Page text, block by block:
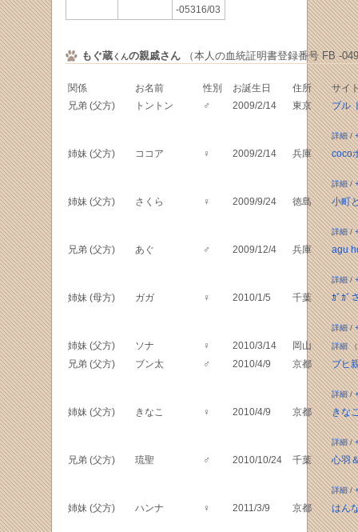
-05316/03
もぐ蔵くんの親戚さん（本人の血統証明書登録番号 FB -
関係 お名前 性別 お誕生日 住所
サイ
兄弟 (父方)
トントン ♂ 2009/2/14 東京 ブル
詳細/
姉妹 (父方) ココア ♀ 2009/2/14 兵庫 coco
詳細/
姉妹 (父方) さくら ♀ 2009/9/24 徳島 小町
詳細/
兄弟 (父方) あぐ ♂ 2009/12/4 兵庫 agu
詳細/
姉妹 (母方) ガガ ♀ 2010/1/5 千葉 ｶﾞｶﾞ
詳細/
姉妹 (父方) ソナ ♀ 2010/3/14 岡山 詳細（
兄弟 (父方) ブン太 ♂ 2010/4/9 京都 ブヒ
詳細/
姉妹 (父方) きなこ ♀ 2010/4/9 京都 きな
詳細/
兄弟 (父方) 琉聖 ♂ 2010/10/24 千葉 心羽
詳細/
姉妹 (父方) ハンナ ♀ 2011/3/9 京都 はん